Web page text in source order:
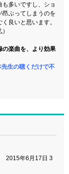
多いですし、ショ
ぶってしまうのを
良いと思います。
楽曲を、より効果
生の聴くだけで不
2015年6月17日 3